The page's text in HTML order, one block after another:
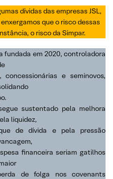
dívidas das empresas JSL,
que o risco dessas
o risco da Simpar.
fundada em 2020, controladora
e seminovos,
sustentado pela melhora
liquidez,
de dívida e pela pressão
financeira seriam gatilhos
de folga nos covenants